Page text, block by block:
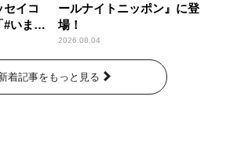
セイコ
#いまあ
ールナイトニッポン』に登
場！
2026.08.04
着記事をもっと見る